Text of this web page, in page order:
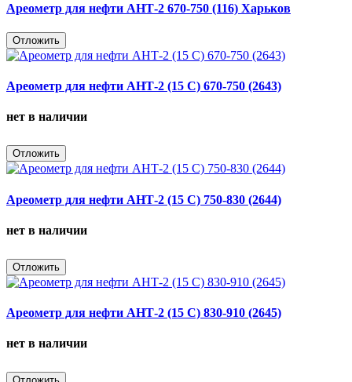
Ареометр для нефти АНТ-2 670-750 (116) Харьков
Отложить
Ареометр для нефти АНТ-2 (15 С) 670-750 (2643)
нет в наличии
Отложить
Ареометр для нефти АНТ-2 (15 С) 750-830 (2644)
нет в наличии
Отложить
Ареометр для нефти АНТ-2 (15 С) 830-910 (2645)
нет в наличии